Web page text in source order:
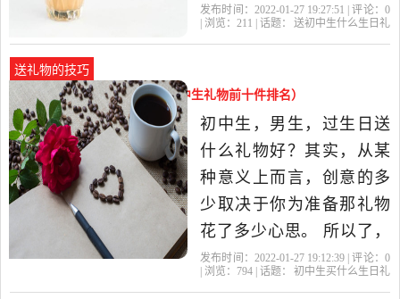
小贵她自己舍不得买的东
银的小饰品，挂坠，如果
自己审美不好就让她挑好
了你付钱。 第一点，可以
多多关注她...初
发布时间：2022-01-27 19:27:51 | 评论： 0
| 浏览： 211 | 话题：
送初中生什么生日礼
送礼物的技巧
初中生买什么生日礼物（送初中生礼物前十件排名）
初中生，男生，过生日送
什么礼物好？其实，从某
种意义上而言，创意的多
少取决于你为准备那礼物
花了多少心思。 所以了，
你可以自制礼物，比如个
发布时间：2022-01-27 19:12:39 | 评论： 0
| 浏览： 794 | 话题：
初中生买什么生日礼